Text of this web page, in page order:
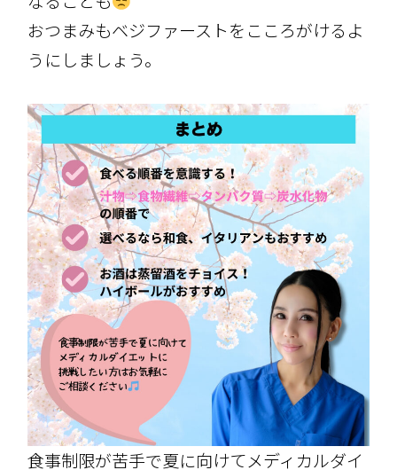
おつまみもベジファーストをこころがけるよ
うにしましょう。
食事制限が苦手で夏に向けてメディカルダイ